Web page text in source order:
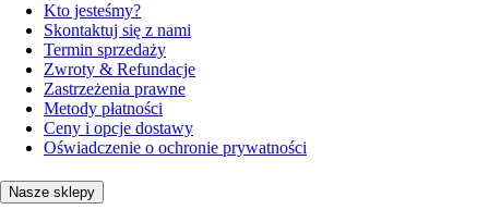
Kto jesteśmy?
Skontaktuj się z nami
Termin sprzedaży
Zwroty & Refundacje
Zastrzeżenia prawne
Metody płatności
Ceny i opcje dostawy
Oświadczenie o ochronie prywatności
Nasze sklepy